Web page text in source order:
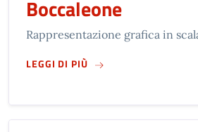
Boccaleone
Rappresentazione grafica in
LEGGI DI PIÙSUPLANIMETRIA SALA